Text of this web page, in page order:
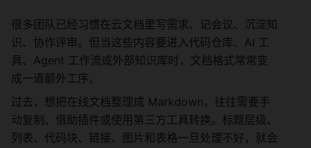
很多团队已经习惯在云文档里写需求、记会议、沉淀知
识、协作评审。但当这些内容要进入代码仓库、AI 工
具、Agent 工作流或外部知识库时，文档格式常常变
成一道额外工序。
过去，想把在线文档整理成 Markdown，往往需要手
动复制、借助插件或使用第三方工具转换。标题层级、
列表、代码块、链接、图片和表格一旦处理不好，就会